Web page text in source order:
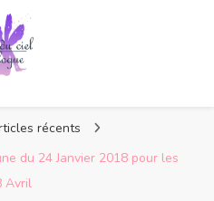
récents
du 24 Janvier 2018 pour les
Avril